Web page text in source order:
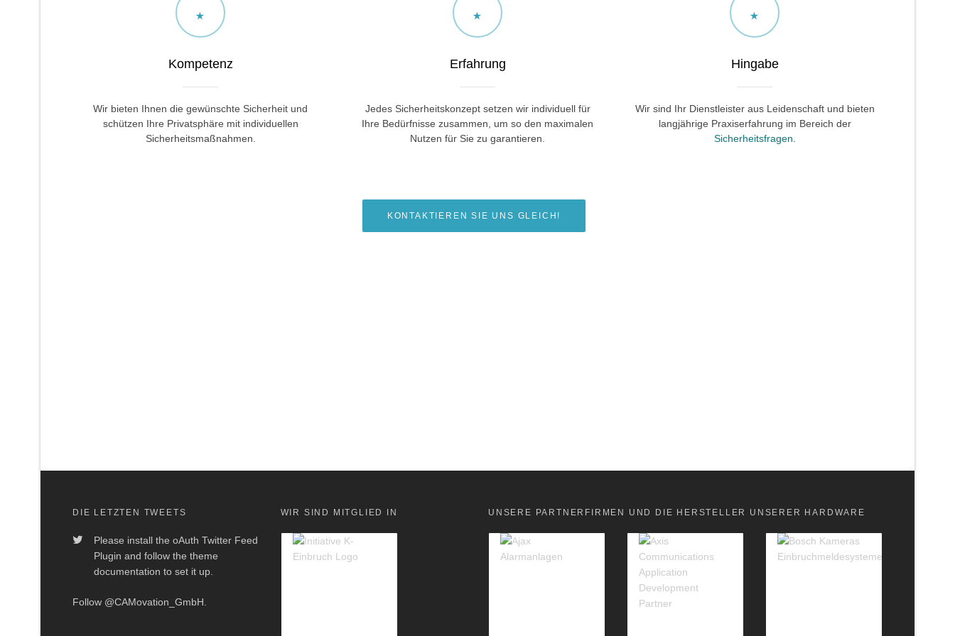
Kompetenz
Wir bieten Ihnen die gewünschte Sicherheit und
schützen Ihre Privatsphäre mit individuellen
Sicherheitsmaßnahmen.
Erfahrung
Jedes Sicherheitskonzept setzen wir individuell für
Ihre Bedürfnisse zusammen, um so den maximalen
Nutzen für Sie zu garantieren.
Hingabe
Wir sind Ihr Dienstleister aus Leidenschaft und bieten
langjährige Praxiserfahrung im Bereich der
Sicherheitsfragen
KONTAKTIEREN SIE UNS GLEICH!
DIE LETZTEN TWEETS
Please install the oAuth Twitter Feed
Plugin and follow the theme
documentation to set it up.
Follow @CAMovation_GmbH
WIR SIND MITGLIED IN UNSERE PARTNERFIRMEN UND DIE HERSTELLER UNSERER HARDWARE